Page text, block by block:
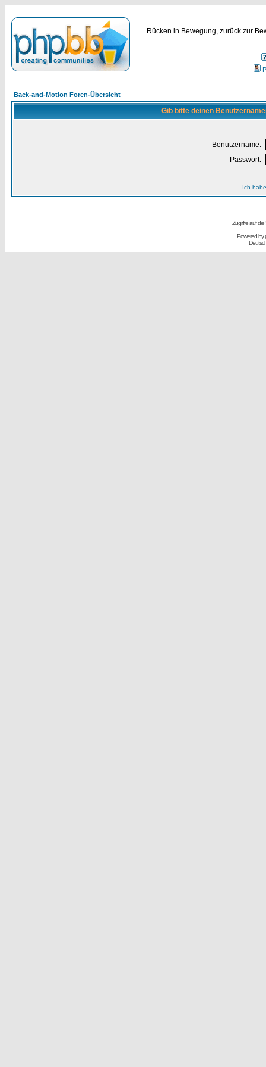
Rücken in Bewegung, zurück zur
Back-and-Motion Foren-Übersicht
Gib bitte deinen
Benutzername:
Passwort:
Ich
Zugriffe auf
Powered by